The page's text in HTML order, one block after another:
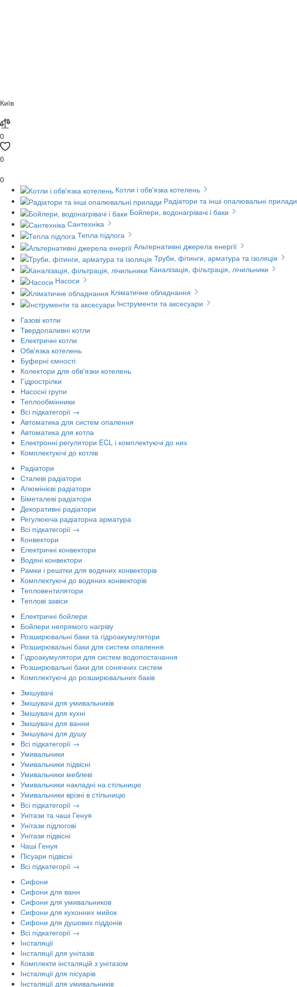
Київ
0
0
0
Котли і обв'язка котелень
Радіатори та інші опалювальні прилади
Бойлери, водонагрівачі і баки
Сантехніка
Тепла підлога
Альтернативні джерела енергії
Труби, фітинги, арматура та ізоляція
Каналізація, фільтрація, лічильники
Насоси
Кліматичне обладнання
Інструменти та аксесуари
Газові котли
Твердопаливні котли
Електричні котли
Обв'язка котелень
Буферні ємності
Колектори для обв'язки котелень
Гідрострілки
Насосні групи
Теплообмінники
Всі підкатегорії →
Автоматика для систем опалення
Автоматика для котла
Електронні регулятори ECL і комплектуючі до них
Комплектуючі до котлів
Радіатори
Сталеві радіатори
Алюмінієві радіатори
Біметалеві радіатори
Декоративні радіатори
Регулююча радіаторна арматура
Всі підкатегорії →
Конвектори
Електричні конвектори
Водяні конвектори
Рамки і решітки для водяних конвекторів
Комплектуючі до водяних конвекторів
Тепловентилятори
Теплові завіси
Електричні бойлери
Бойлери непрямого нагріву
Розширювальні баки та гідроакумулятори
Розширювальні баки для систем опалення
Гідроакумулятори для систем водопостачання
Розширювальні баки для сонячних систем
Комплектуючі до розширювальних баків
Змішувачі
Змішувачі для умивальників
Змішувачі для кухні
Змішувачі для ванни
Змішувачі для душу
Всі підкатегорії →
Умивальники
Умивальники підвісні
Умивальники меблеві
Умивальники накладні на стільницю
Умивальники врізні в стільницю
Всі підкатегорії →
Унітази та чаші Генуя
Унітази підлогові
Унітази підвісні
Чаші Генуя
Пісуари підвісні
Всі підкатегорії →
Сифони
Сифони для ванн
Сифони для умивальников
Сифони для кухонних мийок
Сифони для душових піддонів
Всі підкатегорії →
Інсталяції
Інсталяції для унітазів
Комплекти інсталяцій з унітазом
Інсталяції для пісуарів
Інсталяції для умивальників